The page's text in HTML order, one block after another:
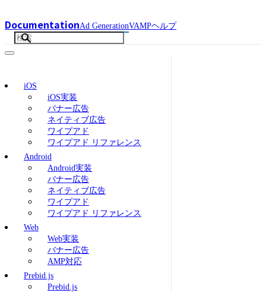
DocumentationAd GenerationVAMPヘルプ
iOS
iOS実装
バナー広告
ネイティブ広告
ワイプアド
ワイプアド リファレンス
Android
Android実装
バナー広告
ネイティブ広告
ワイプアド
ワイプアド リファレンス
Web
Web実装
バナー広告
AMP対応
Prebid.js
Prebid.js